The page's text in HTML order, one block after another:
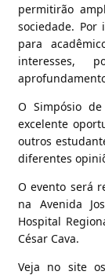
permitirão
sociedade.
para
interesses,
O Simpósio
excelente
outros
diferentes
O evento será
na Avenida
Hospital
César Cava.
Veja no site